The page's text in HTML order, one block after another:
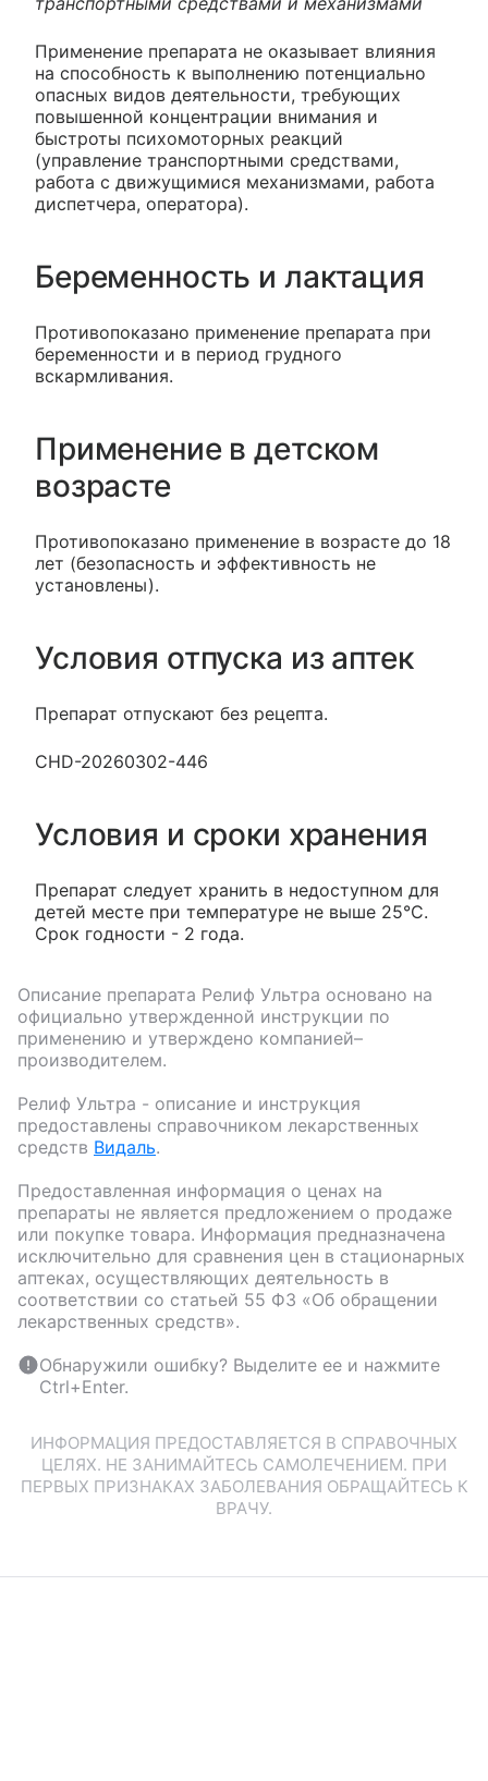
Применение препарата не оказывает влияния
на способность к выполнению потенциально
опасных видов деятельности, требующих
повышенной концентрации внимания и
быстроты психомоторных реакций
(управление транспортными средствами,
работа с движущимися механизмами, работа
диспетчера, оператора).
Беременность и лактация
Противопоказано применение препарата при
беременности и в период грудного
вскармливания.
Применение в детском
возрасте
Противопоказано применение в возрасте до 18
лет (безопасность и эффективность не
установлены).
Условия отпуска из аптек
Препарат отпускают без рецепта.
CHD-20260302-446
Условия и сроки хранения
Препарат следует хранить в недоступном для
детей месте при температуре не выше 25°С.
Срок годности - 2 года.
Описание препарата Релиф Ультра основано на
официально утвержденной инструкции по
применению и утверждено компанией–
производителем.
Релиф Ультра - описание и инструкция
предоставлены справочником лекарственных
средств Видаль.
Предоставленная информация о ценах на
препараты не является предложением о продаже
или покупке товара. Информация предназначена
исключительно для сравнения цен в стационарных
аптеках, осуществляющих деятельность в
соответствии со статьей 55 ФЗ «Об обращении
лекарственных средств».
Обнаружили ошибку? Выделите ее и нажмите
Ctrl+Enter.
ИНФОРМАЦИЯ ПРЕДОСТАВЛЯЕТСЯ В СПРАВОЧНЫХ
ЦЕЛЯХ. НЕ ЗАНИМАЙТЕСЬ САМОЛЕЧЕНИЕМ. ПРИ
ПЕРВЫХ ПРИЗНАКАХ ЗАБОЛЕВАНИЯ ОБРАЩАЙТЕСЬ К
ВРАЧУ.